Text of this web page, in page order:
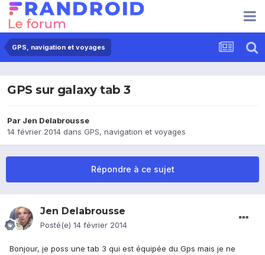
GPS, navigation et voyages
GPS sur galaxy tab 3
Par Jen Delabrousse
14 février 2014 dans GPS, navigation et voyages
Répondre à ce sujet
Jen Delabrousse
Posté(e) 14 février 2014
Bonjour, je poss une tab 3 qui est équipée du Gps mais je ne